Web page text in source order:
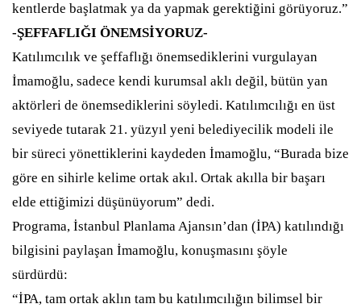
kentlerde başlatmak ya da yapmak gerektiğini görüyoruz.”
-ŞEFFAFLIĞI ÖNEMSİYORUZ-
Katılımcılık ve şeffaflığı önemsediklerini vurgulayan
İmamoğlu, sadece kendi kurumsal aklı değil, bütün yan
aktörleri de önemsediklerini söyledi. Katılımcılığı en üst
seviyede tutarak 21. yüzyıl yeni belediyecilik modeli ile
bir süreci yönettiklerini kaydeden İmamoğlu, “Burada bize
göre en sihirle kelime ortak akıl. Ortak akılla bir başarı
elde ettiğimizi düşünüyorum” dedi.
Programa, İstanbul Planlama Ajansın’dan (İPA) katılındığı
bilgisini paylaşan İmamoğlu, konuşmasını şöyle
sürdürdü:
“İPA, tam ortak aklın tam bu katılımcılığın bilimsel bir